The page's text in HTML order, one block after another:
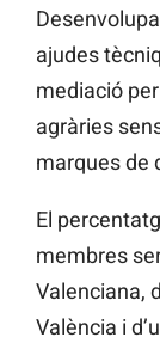
ajudes
mediació
agràries
marques de
El
membres
Valenciana,
València i